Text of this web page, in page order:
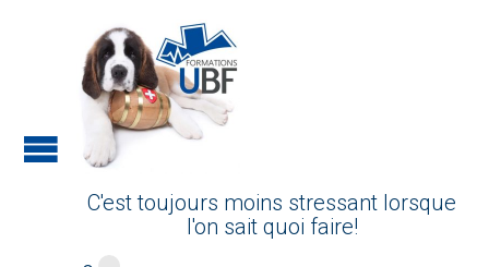
C'est toujours moins stressant lorsque
l'on sait quoi faire!